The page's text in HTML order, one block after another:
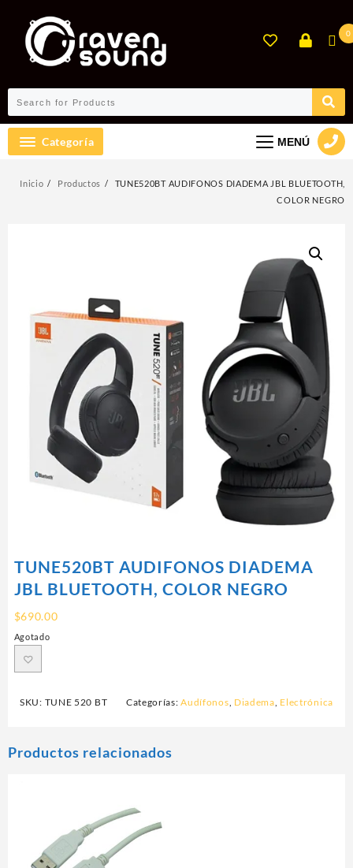
contenido
0
Categoría MENÚ
Inicio Productos
TUNE520BT AUDIFONOS DIADEMA JBL BLUETOOTH,
COLOR NEGRO
TUNE520BT AUDIFONOS DIADEMA
JBL BLUETOOTH, COLOR NEGRO
$690.00
Agotado
SKU: TUNE 520 BT Categorías:Audífonos, Diadema, Electrónica
Productos relacionados